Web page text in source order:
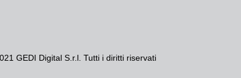
GEDI Digital S.r.l. Tutti i diritti riservati